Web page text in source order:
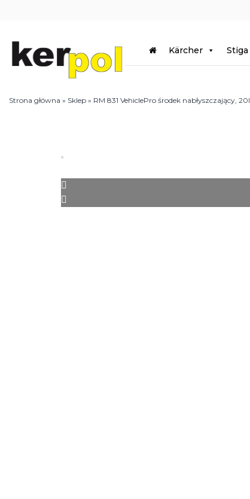
Kärcher Stiga
Strona główna » Sklep » RM 831 VehiclePro środek nabłyszczający, 20l